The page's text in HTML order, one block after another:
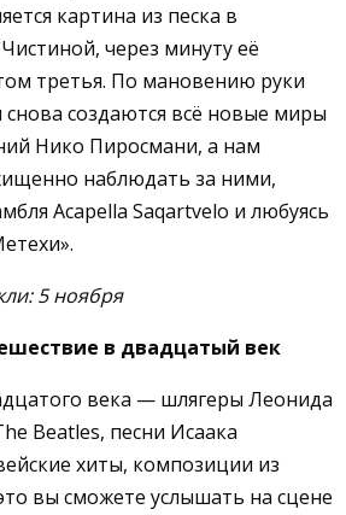
картина из песка в
через минуту её
третья. По мановению руки
создаются всё новые миры
Нико Пиросмани, а нам
наблюдать за ними,
Acapella Saqartvelo и любуясь
5 ноября
в двадцатый век
века — шлягеры Леонида
Beatles, песни Исаака
хиты, композиции из
вы сможете услышать на сцене